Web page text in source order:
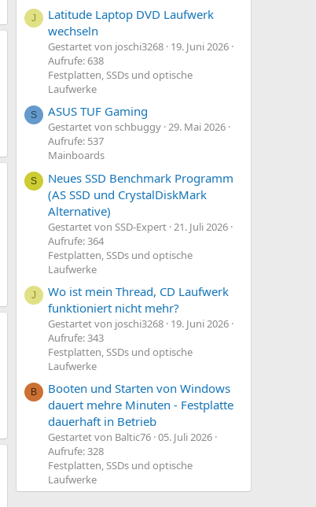
J
Latitude Laptop DVD Laufwerk
wechseln
Gestartet von joschi3268 19. Juni 2026
Aufrufe: 638
Festplatten, SSDs und optische
Laufwerke
S ASUS TUF Gaming
Gestartet von schbuggy 29. Mai 2026
Aufrufe: 537
Mainboards
S
Neues SSD Benchmark Programm
(AS SSD und CrystalDiskMark
Alternative)
Gestartet von SSD-Expert 21. Juli 2026
Aufrufe: 364
Festplatten, SSDs und optische
Laufwerke
J
Wo ist mein Thread, CD Laufwerk
funktioniert nicht mehr?
Gestartet von joschi3268 19. Juni 2026
Aufrufe: 343
Festplatten, SSDs und optische
Laufwerke
B
Booten und Starten von Windows
dauert mehre Minuten - Festplatte
dauerhaft in Betrieb
Gestartet von Baltic76 05. Juli 2026
Aufrufe: 328
Festplatten, SSDs und optische
Laufwerke